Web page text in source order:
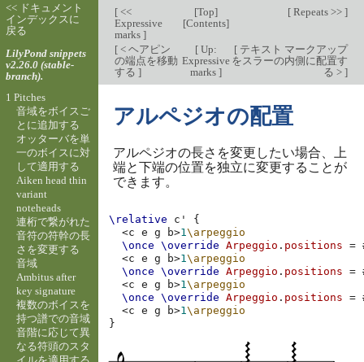
[<<
Expressive
marks ]
[Top]
[Contents]
[Repeats >> ]
[< ヘアピン
の端点を移動
する ]
[Up:
Expressive
marks ]
[テキスト マークアップ
をスラーの内側に配置す
る > ]
アルペジオの配置
アルペジオの長さを変更したい場合、上
端と下端の位置を独立に変更することが
できます。
\relative c'
{
<c e g b>1\arpeggio
\once
\override Arpeggio . positions =
<c e g b>1\arpeggio
\once
\override Arpeggio . positions =
<c e g b>1\arpeggio
\once
\override Arpeggio . positions =
<c e g b>1\arpeggio
}
<< ドキュメント
インデックスに
戻る
LilyPond snippets
v2.26.0 (stable-
branch).
1 Pitches
音域をボイスご
とに追加する
オッターバを単
一のボイスに対
して適用する
Aiken head thin
variant
noteheads
連桁で繋がれた
音符の符幹の長
さを変更する
音域
Ambitus after
key signature
複数のボイスを
持つ譜での音域
音階に応じて異
なる符頭のスタ